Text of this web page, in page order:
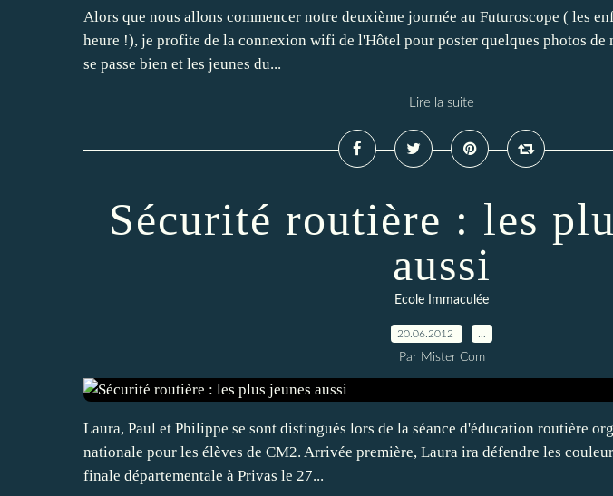
Alors que nous allons commencer notre deuxième journée au Futuroscope ( les
heure !), je profite de la connexion wifi de l'Hôtel pour poster quelques photos de
se passe bien et les jeunes du...
Lire la suite
Sécurité routière : les
aussi
Ecole Immaculée
20.06.2012
Par Mister Com
Laura, Paul et Philippe se sont distingués lors de la séance d'éducation routière
nationale pour les élèves de CM2. Arrivée première, Laura ira défendre les
finale départementale à Privas le 27...